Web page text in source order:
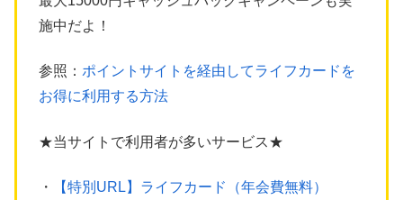
施中だよ！
参照： ポイントサイトを経由してライフカードを
お得に利用する方法
★当サイトで利用者が多いサービス★
・ 【特別URL】ライフカード（年会費無料）